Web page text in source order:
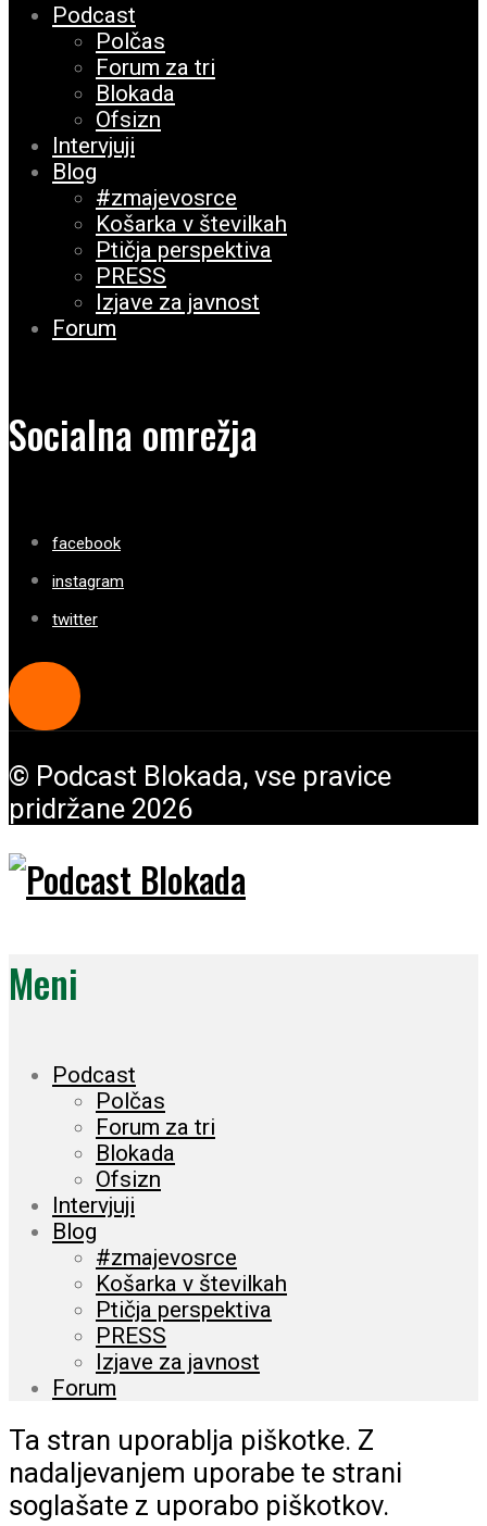
Podcast
Polčas
Forum za tri
Blokada
Ofsizn
Intervjuji
Blog
#zmajevosrce
Košarka v številkah
Ptičja perspektiva
PRESS
Izjave za javnost
Forum
Socialna omrežja
facebook
instagram
twitter
© Podcast Blokada, vse pravice
pridržane 2026
Meni
Podcast
Polčas
Forum za tri
Blokada
Ofsizn
Intervjuji
Blog
#zmajevosrce
Košarka v številkah
Ptičja perspektiva
PRESS
Izjave za javnost
Forum
Ta stran uporablja piškotke. Z
nadaljevanjem uporabe te strani
soglašate z uporabo piškotkov.